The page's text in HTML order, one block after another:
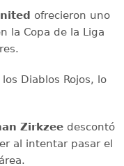
ofrecieron uno
la Copa de la Liga
Diablos Rojos, lo
Zirkzeedescontó
al intentar pasar el